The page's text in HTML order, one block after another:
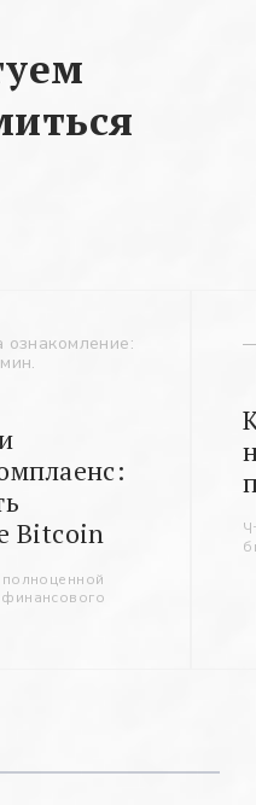
ознакомление:
Bitcoin